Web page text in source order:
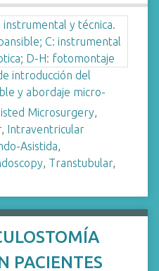
Microsurgery,
, Intraventricular
Asistida,
, Transtubular,
PACIENTES